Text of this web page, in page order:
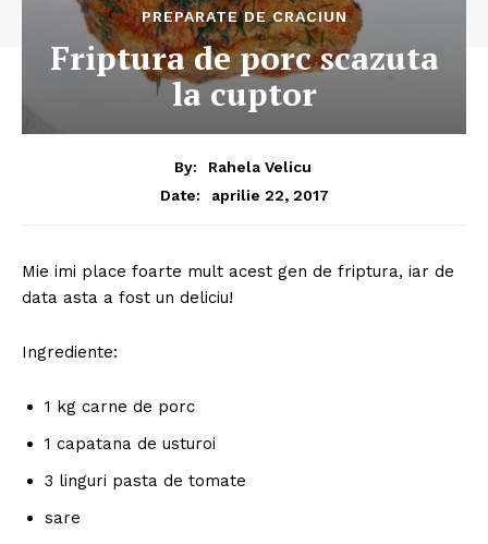
PREPARATE DE CRACIUN
Friptura de porc scazuta
la cuptor
By:
Rahela Velicu
Date:
aprilie 22, 2017
Mie imi place foarte mult acest gen de friptura, iar de
data asta a fost un deliciu!
Ingrediente:
1 kg carne de porc
1 capatana de usturoi
3 linguri pasta de tomate
sare